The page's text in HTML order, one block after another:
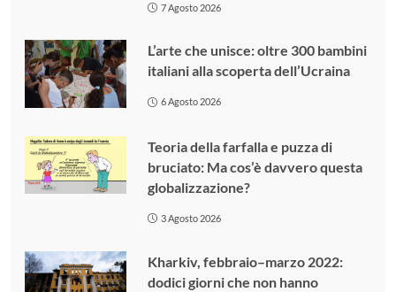
7 Agosto 2026
L’arte che unisce: oltre 300 bambini
italiani alla scoperta dell’Ucraina
6 Agosto 2026
Teoria della farfalla e puzza di
bruciato: Ma cos’è davvero questa
globalizzazione?
3 Agosto 2026
Kharkiv, febbraio–marzo 2022:
dodici giorni che non hanno